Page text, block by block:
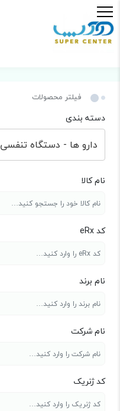
فیلتر محصولات
دسته بندی
دارو ها - دستگاه تنفسی
نام کالا
کد eRx
نام برند
نام شرکت
کد ژنریک